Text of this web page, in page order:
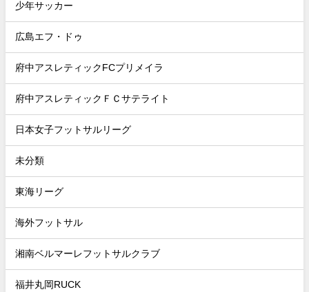
少年サッカー
広島エフ・ドゥ
府中アスレティックFCプリメイラ
府中アスレティックＦＣサテライト
日本女子フットサルリーグ
未分類
東海リーグ
海外フットサル
湘南ベルマーレフットサルクラブ
福井丸岡RUCK